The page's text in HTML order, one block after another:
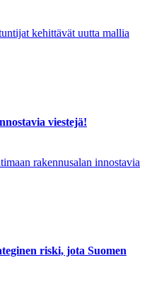
kehittävät uutta mallia
viestejä!
rakennusalan innostavia
riski, jota Suomen